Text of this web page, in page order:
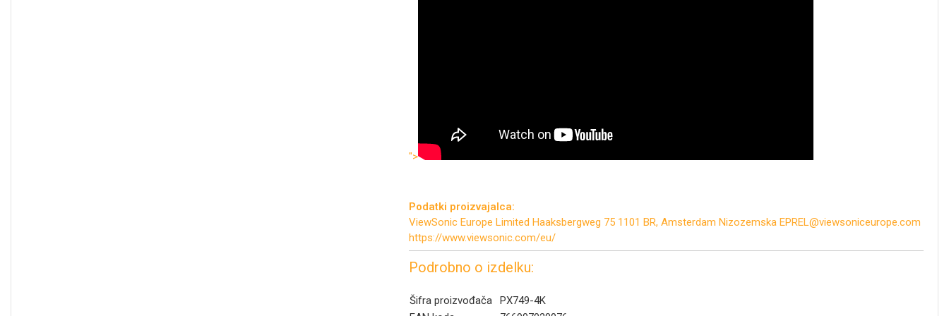
">
Podatki proizvajalca:
ViewSonic Europe Limited Haaksbergweg 75 1101 BR, Amsterdam Nizozemska EPREL@viewsoniceurope.com
https://www.viewsonic.com/eu/
Podrobno o izdelku:
Šifra proizvođača
PX749-4K